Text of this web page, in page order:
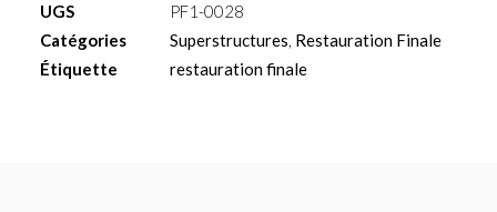
H3mm
UGS
PF1-0028
Catégories
Superstructures, Restauration Finale
Étiquette
restauration finale